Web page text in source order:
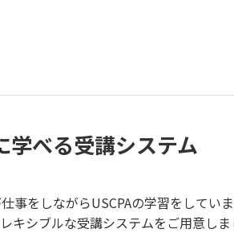
学べる受講システム
事をしながらUSCPAの学習をしていま
キシブルな受講システムをご用意しま